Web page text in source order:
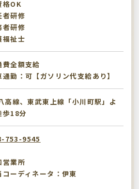
格OK
者研修
者研修
福祉士
費全額支給
勤：可【ガソリン代支給あり】
高線、東武東上線「小川町駅」よ
歩18分
753-9545
営業所
コーディネータ：伊東